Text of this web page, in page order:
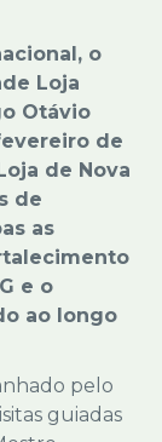
o
Loja
Otávio
de
de Nova
de
as
e o
ao longo
pelo
guiadas